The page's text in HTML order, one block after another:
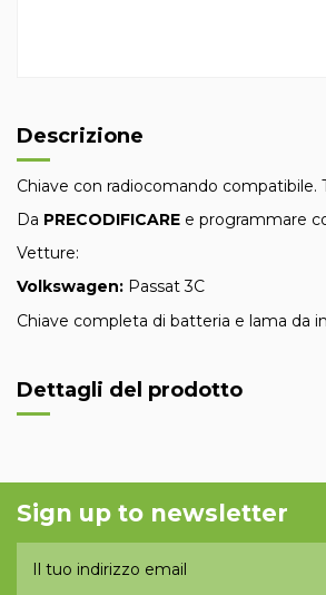
Descrizione
Chiave con radiocomando compatibile.
Da PRECODIFICARE e programmare
Vetture:
Volkswagen: Passat 3C
Chiave completa di batteria e lama da
Dettagli del prodotto
Sign up to newsletter